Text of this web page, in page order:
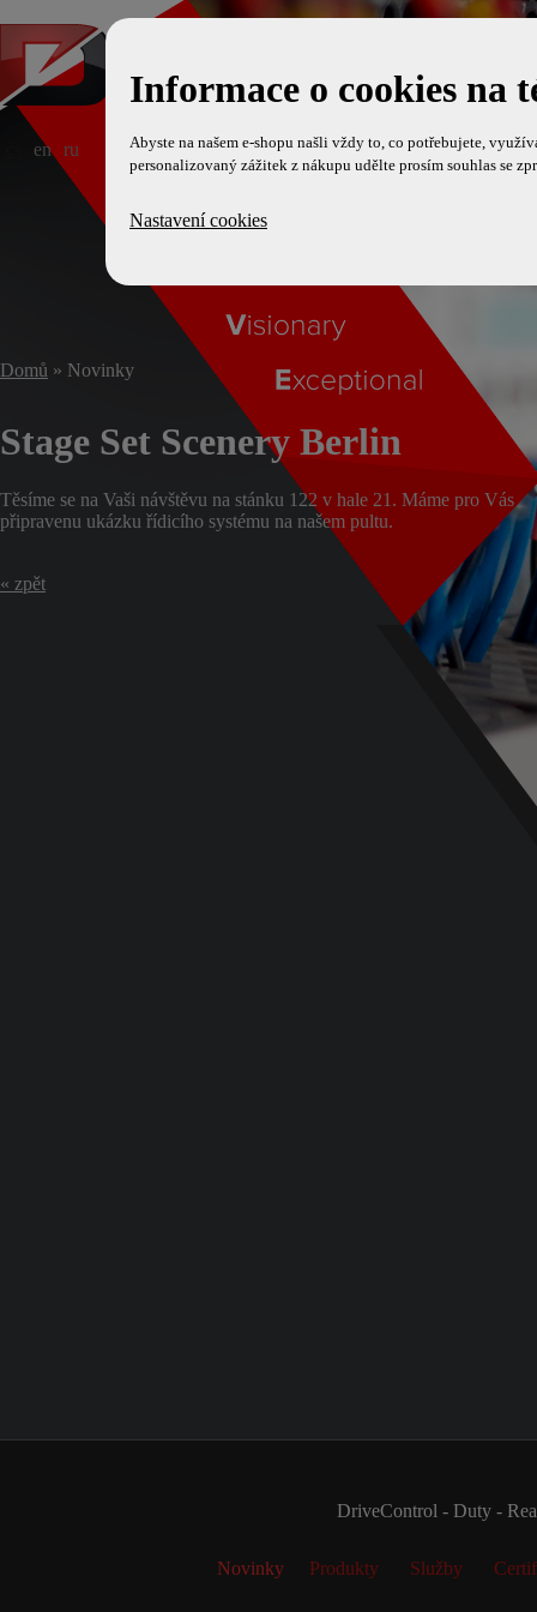
en ru
Domů » Novinky
Stage Set Scenery Berlin
Těsíme se na Vaši návštěvu na stánku 122 v hale 21. Máme pro Vás
připravenu ukázku řídicího systému na našem pultu.
« zpět
DriveControl - Duty -
Novinky Produkty Služby
Informace o cookies na
Abyste na našem e-shopu našli vždy to, co potřebujete,
personalizovaný zážitek z nákupu udělte prosím souhlas se
Nastavení cookies